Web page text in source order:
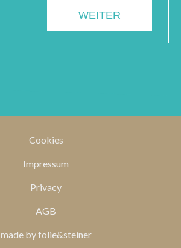
Cookies
Impressum
Privacy
AGB
made by folie&steiner